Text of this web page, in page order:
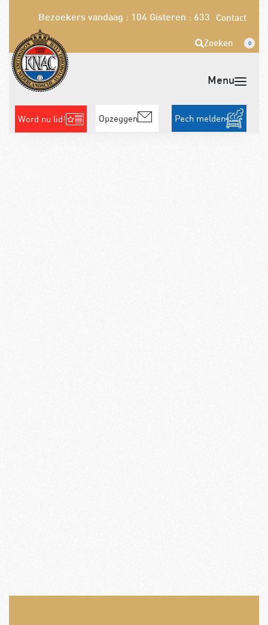
Bezoekers vandaag : 104 Gisteren : 633 Contact
Zoeken 0
Word nu lid! Opzeggen Pech melden